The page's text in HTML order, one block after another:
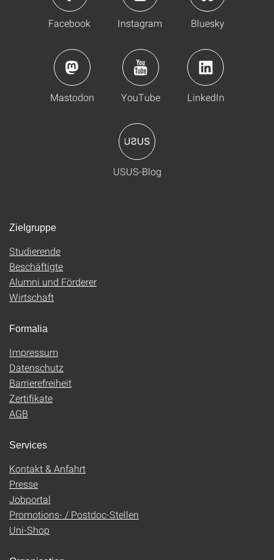
Facebook Instagram Bluesky
Mastodon YouTube LinkedIn
USUS-Blog
Zielgruppe
Studierende
Beschäftigte
Alumni und Förderer
Wirtschaft
Formalia
Impressum
Datenschutz
Barrierefreiheit
Zertifikate
AGB
Services
Kontakt & Anfahrt
Presse
Jobportal
Promotions- / Postdoc-Stellen
Uni-Shop